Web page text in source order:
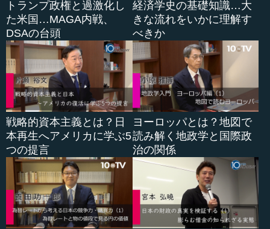
「殊に赫々たる戦勝により、政略の指導に威力ある支トウ
（手偏に掌）を得しむること肝要なり」。少しうまく事が
運ぶと、互いに、政治は「あれは俺がやったからだ」と言
い、軍隊は「いや、軍事力があったからだ」となってく
る。そういったものをピタッと抑えるのがトップリーダー
の役割で、「どちらのおかげでもない。両方のおかげだ
よ」ということを常に言わなければいけない。それに基づ
く論功行賞のあり方や発言も、両方を立てることを考えな
ければいけない、といっているのです。
「然れども、作戦は元来戦争遂行のため最も重要な手段た
るをもって、政略上の利便に随従することなきはもちろ
ん、」。その作戦をまったく変えざるを得ないような、
「政治として現在このような外交交渉をしているから、こ
の作戦はやめてくれ」などと言うことはいけない。戦争が
トランプ政権と過激化し
た米国…MAGA内戦、
DSAの台頭
経済学史の基礎知識…大
きな流れをいかに理解す
べきか
戦略的資本主義とは？日
本再生へアメリカに学ぶ5
つの提言
ヨーロッパとは？地図で
読み解く地政学と国際政
治の関係